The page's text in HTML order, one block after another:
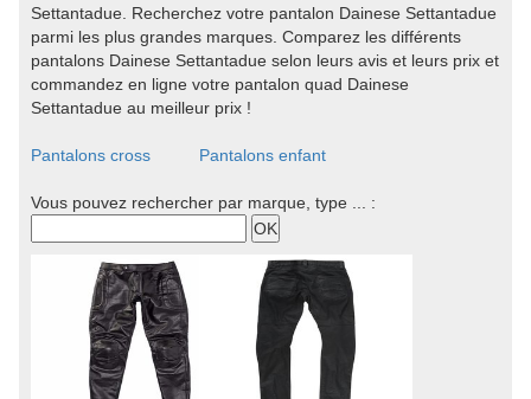
Settantadue. Recherchez votre pantalon Dainese Settantadue
parmi les plus grandes marques. Comparez les différents
pantalons Dainese Settantadue selon leurs avis et leurs prix et
commandez en ligne votre pantalon quad Dainese
Settantadue au meilleur prix !
Pantalons cross Pantalons enfant
Vous pouvez rechercher par marque, type ... :